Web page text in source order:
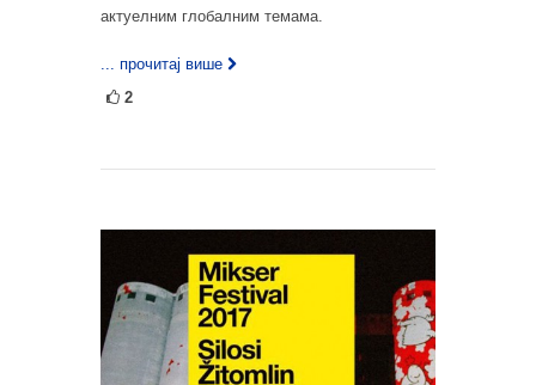
актуелним глобалним темама.
... прочитај више
2